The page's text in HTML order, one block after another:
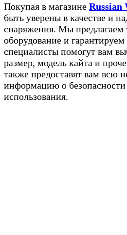
Покупая в магазине Russian
быть уверены в качестве и
снаряжения. Мы предлагаем
оборудование и
специалисты помогут вам
размер, модель кайта и
также предоставят вам всю
информацию о
использования.